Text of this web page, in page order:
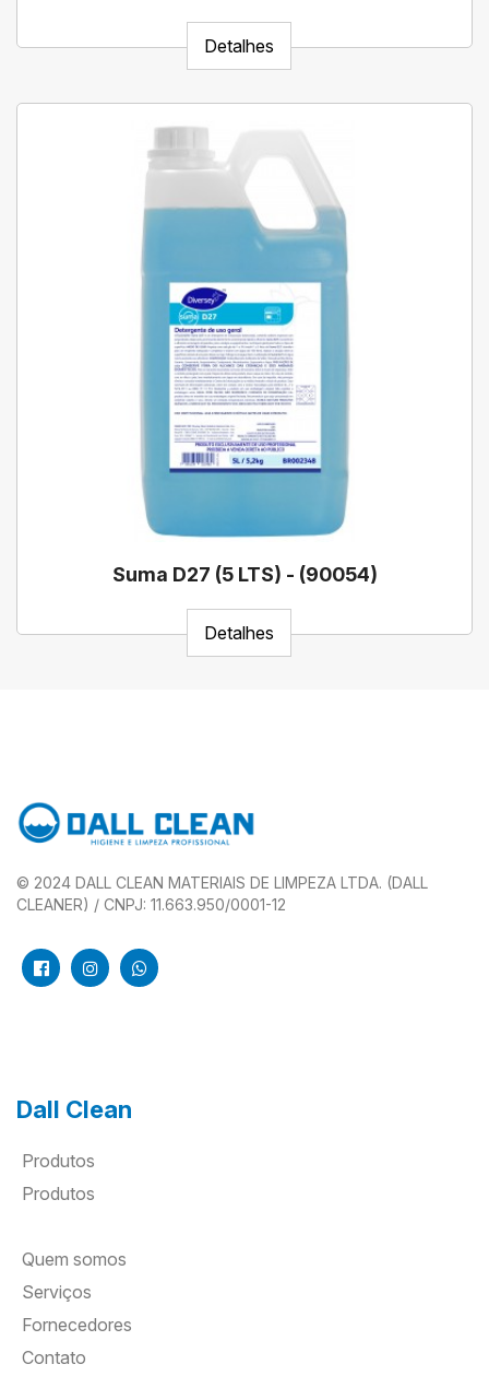
Detalhes
Suma D27 (5 LTS) - (90054)
Detalhes
© 2024 DALL CLEAN MATERIAIS DE LIMPEZA LTDA. (DALL
CLEANER) / CNPJ: 11.663.950/0001-12
Dall Clean
Produtos
Produtos
Quem somos
Serviços
Fornecedores
Contato